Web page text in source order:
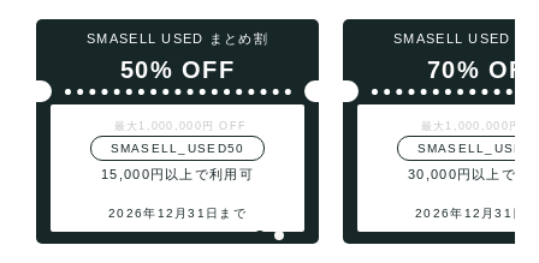
SMASELL USED まとめ割
50% OFF
最大1,000,000円 OFF
SMASELL_USED50
15,000円以上で利用可
2026年12月31日まで
SMASELL USED ま
70%
最大1,000,000円
30,000円以上で利
2026年12月31日